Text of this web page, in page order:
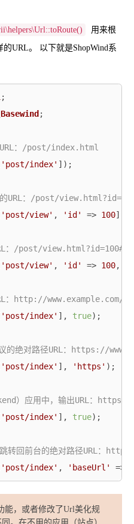
用来根
URL。 以下就是ShopWind系
Basewind ;
URL：/post/index.html
'post/index' ]);
URL：/post/
'post/view' , 'id' => 100]);
：/post/
'post/view' , 'id' => 100,
：http://
'post/index' ], true);
的绝对路径URL：https://
'post/index' ], 'https' );
）应用中，输出URL：
'post/index' ], true);
转回前台的绝对路径URL：
'post/index' , 'baseUrl' =>
能，或者修改了Url美化规